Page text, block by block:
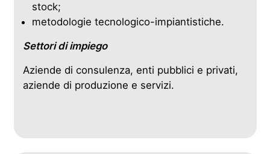
stock;
metodologie tecnologico-impiantistiche.
Settori di impiego
Aziende di consulenza, enti pubblici e privati,
aziende di produzione e servizi.